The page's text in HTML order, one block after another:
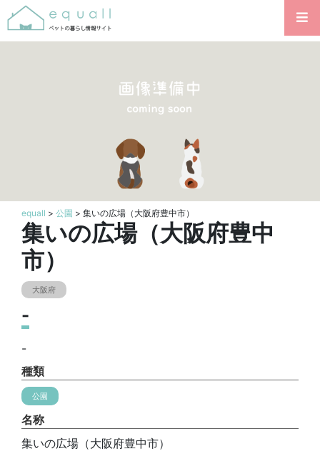
equall > 公園 > 集いの広場（大阪府豊中市）
集いの広場（大阪府豊中
市）
大阪府
-
-
種類
公園
名称
集いの広場（大阪府豊中市）